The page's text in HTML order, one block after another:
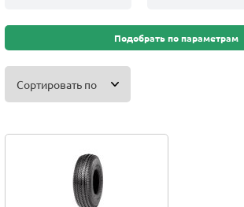
Подобрать по параметрам
Сортировать по